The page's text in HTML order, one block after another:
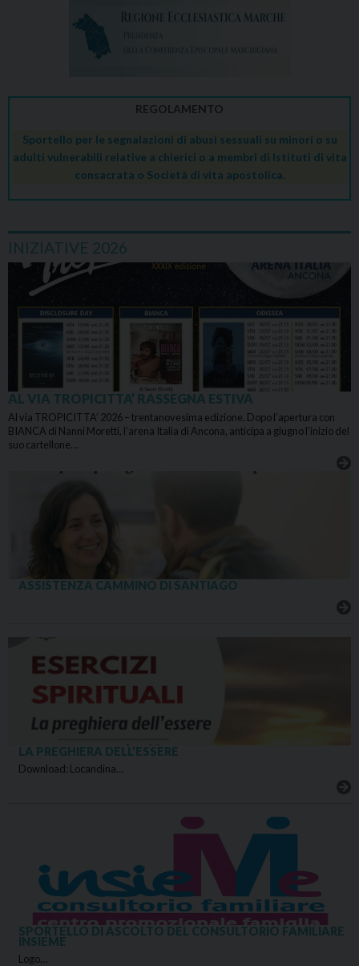
REGOLAMENTO
Sportello per le segnalazioni di abusi sessuali su minori o su
adulti vulnerabili relative a chierici o a membri di Istituti di vita
consacrata o Società di vita apostolica.
INIZIATIVE 2026
AL VIA TROPICITTA’ RASSEGNA ESTIVA
Al via TROPICITTA’ 2026 – trentanovesima edizione. Dopo l’apertura con
BIANCA di Nanni Moretti, l’arena Italia di Ancona, anticipa a giugno l’inizio del
suo cartellone…
ASSISTENZA CAMMINO DI SANTIAGO
LA PREGHIERA DELL’ESSERE
Download: Locandina…
SPORTELLO DI ASCOLTO DEL CONSULTORIO FAMILIARE
INSIEME
Logo…